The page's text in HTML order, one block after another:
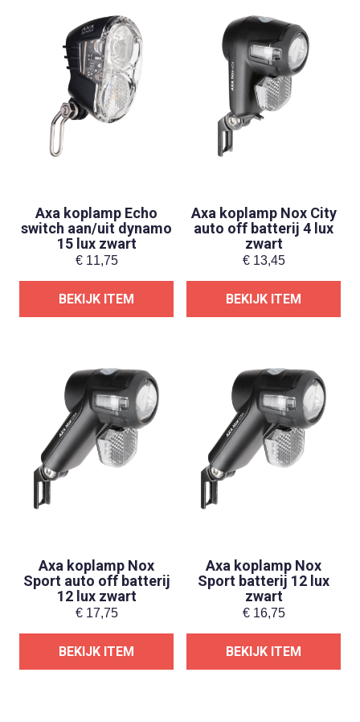
Axa koplamp Echo
switch aan/uit dynamo
15 lux zwart
€11,75
BEKIJK ITEM
Axa koplamp Nox City
auto off batterij 4 lux
zwart
€13,45
BEKIJK ITEM
Axa koplamp Nox
Sport auto off batterij
12 lux zwart
€17,75
BEKIJK ITEM
Axa koplamp Nox
Sport batterij 12 lux
zwart
€16,75
BEKIJK ITEM